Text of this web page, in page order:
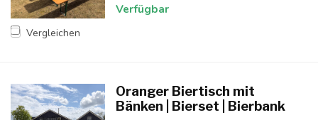
Vergleichen
Verfügbar
Oranger Biertisch mit
Bänken | Bierset | Bierbank